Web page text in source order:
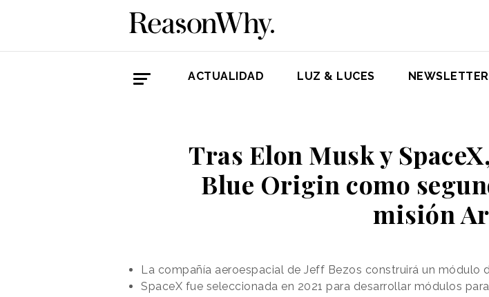
ACTUALIDAD LUZ & LUCES NEWSLETTER
Tras Elon Musk y
Blue Origin como
misión
La compañía aeroespacial de Jeff Bezos construirá un módulo
SpaceX fue seleccionada en 2021 para desarrollar módulos